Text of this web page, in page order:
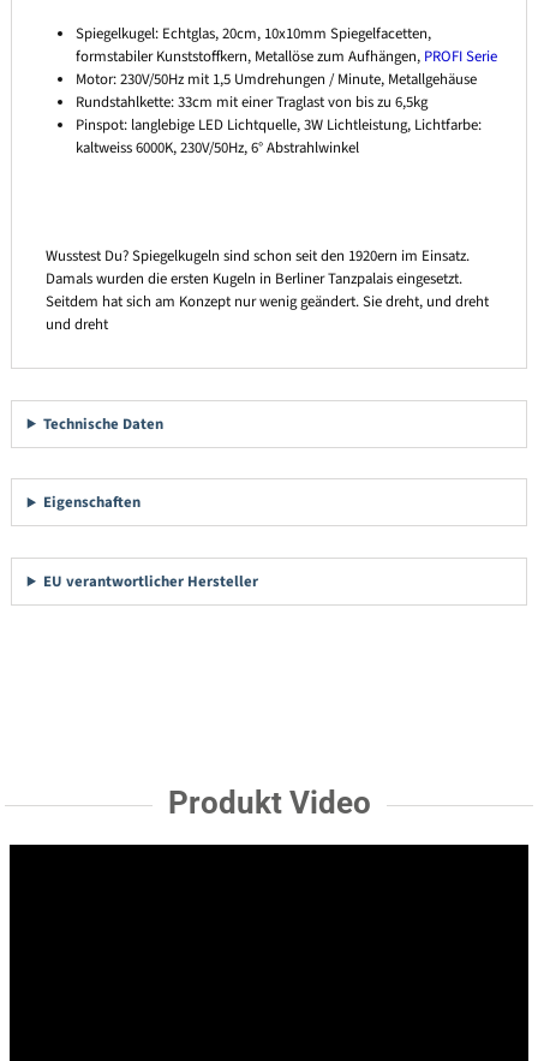
Spiegelkugel: Echtglas, 20cm, 10x10mm Spiegelfacetten,
formstabiler Kunststoffkern, Metallöse zum Aufhängen, PROFI Serie
Motor: 230V/50Hz mit 1,5 Umdrehungen / Minute, Metallgehäuse
Rundstahlkette: 33cm mit einer Traglast von bis zu 6,5kg
Pinspot: langlebige LED Lichtquelle, 3W Lichtleistung, Lichtfarbe:
kaltweiss 6000K, 230V/50Hz, 6° Abstrahlwinkel
Wusstest Du? Spiegelkugeln sind schon seit den 1920ern im Einsatz.
Damals wurden die ersten Kugeln in Berliner Tanzpalais eingesetzt.
Seitdem hat sich am Konzept nur wenig geändert. Sie dreht, und dreht
und dreht
Technische Daten
Eigenschaften
EU verantwortlicher Hersteller
Produkt Video